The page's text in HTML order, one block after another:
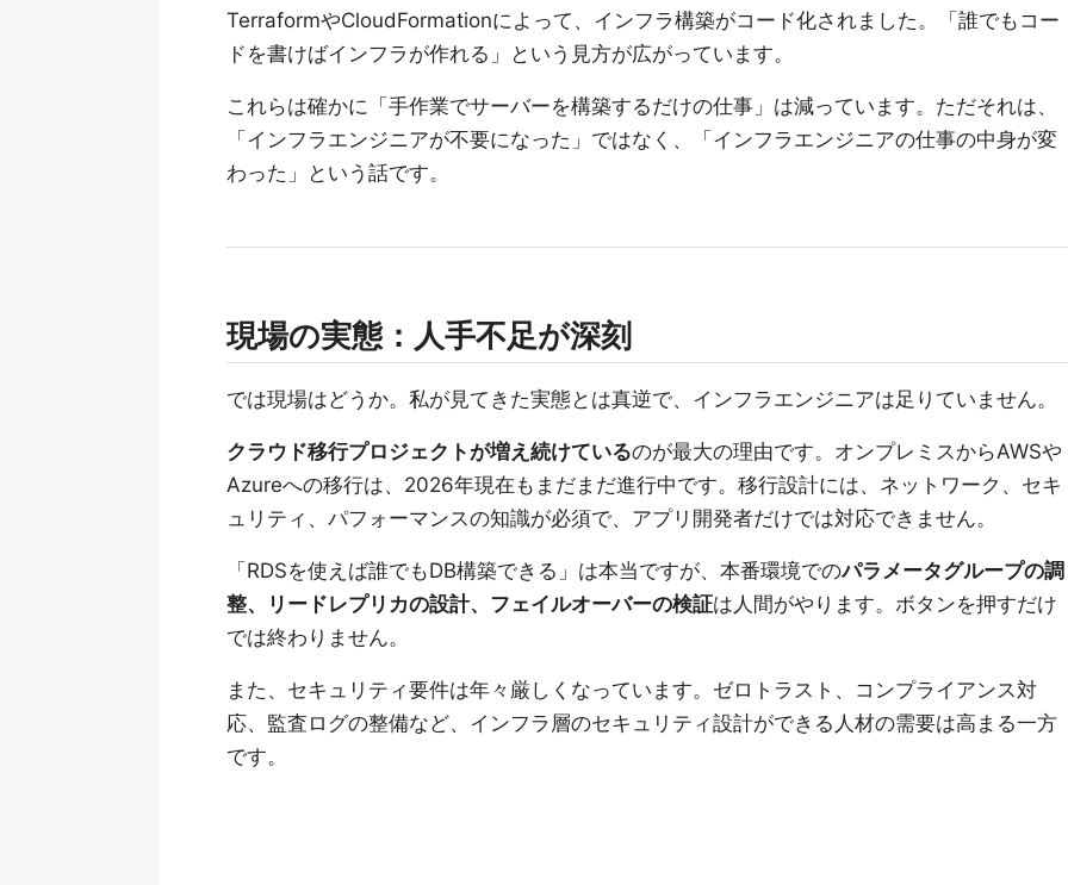
TerraformやCloudFormationによって、インフラ構築がコード化されました。「誰でもコー
ドを書けばインフラが作れる」という見方が広がっています。
これらは確かに「手作業でサーバーを構築するだけの仕事」は減っています。ただそれは、
「インフラエンジニアが不要になった」ではなく、「インフラエンジニアの仕事の中身が変
わった」という話です。
現場の実態：人手不足が深刻
では現場はどうか。私が見てきた実態とは真逆で、インフラエンジニアは足りていません。
クラウド移行プロジェクトが増え続けているのが最大の理由です。オンプレミスからAWSや
Azureへの移行は、2026年現在もまだまだ進行中です。移行設計には、ネットワーク、セキ
ュリティ、パフォーマンスの知識が必須で、アプリ開発者だけでは対応できません。
「RDSを使えば誰でもDB構築できる」は本当ですが、本番環境でのパラメータグループの調
整、リードレプリカの設計、フェイルオーバーの検証は人間がやります。ボタンを押すだけ
では終わりません。
また、セキュリティ要件は年々厳しくなっています。ゼロトラスト、コンプライアンス対
応、監査ログの整備など、インフラ層のセキュリティ設計ができる人材の需要は高まる一方
です。